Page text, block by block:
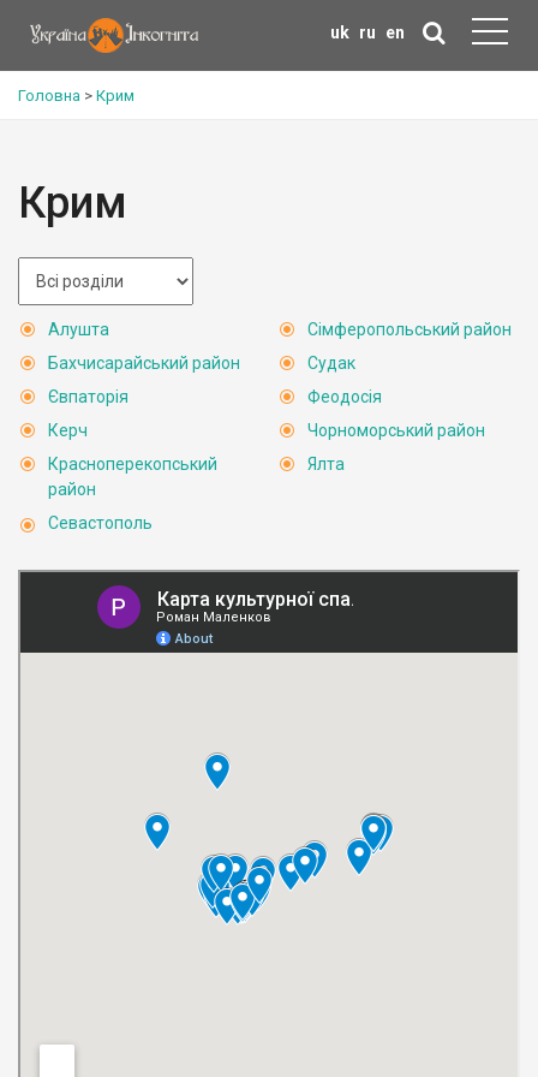
uk ru en
Головна > Крим
Крим
Алушта
Бахчисарайський район
Євпаторія
Керч
Красноперекопський
район
Севастополь
Сімферопольський район
Судак
Феодосія
Чорноморський район
Ялта